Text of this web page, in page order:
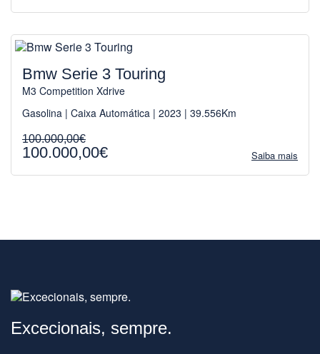
Bmw Serie 3 Touring
M3 Competition Xdrive
Gasolina | Caixa Automática | 2023 | 39.556Km
100.000,00€
100.000,00€ Saiba mais
Excecionais, sempre.